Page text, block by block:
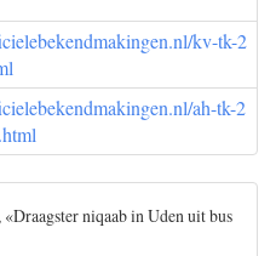
kv-tk-2
ah-tk-2
niqaab in Uden uit bus